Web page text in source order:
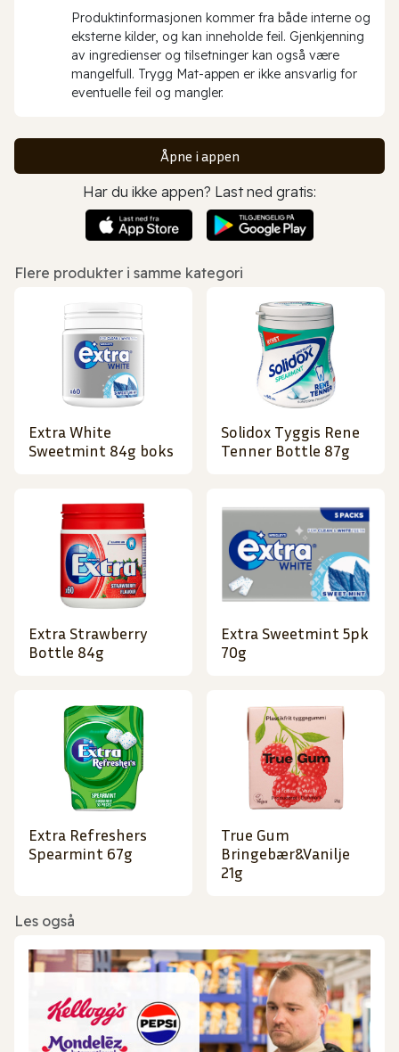
Produktinformasjonen kommer fra både interne og
eksterne kilder, og kan inneholde feil. Gjenkjenning
av ingredienser og tilsetninger kan også være
mangelfull. Trygg Mat-appen er ikke ansvarlig for
eventuelle feil og mangler.
Åpne i appen
Har du ikke appen? Last ned gratis:
Flere produkter i samme kategori
Extra White
Sweetmint 84g boks
Solidox Tyggis Rene
Tenner Bottle 87g
Extra Strawberry
Bottle 84g
Extra Sweetmint 5pk
70g
Extra Refreshers
Spearmint 67g
True Gum
Bringebær&Vanilje
21g
Les også